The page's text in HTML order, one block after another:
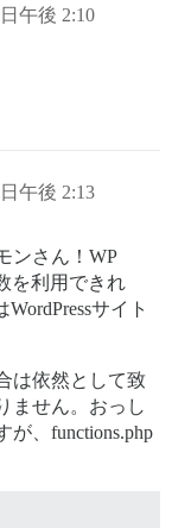
午後 2:10
午後 2:13
ンさん！WP
を利用できれ
サイト
は依然として致
ません。おっし
、functions.php